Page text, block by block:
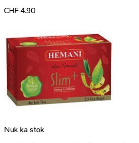
CHF 4.90
Nuk ka stok